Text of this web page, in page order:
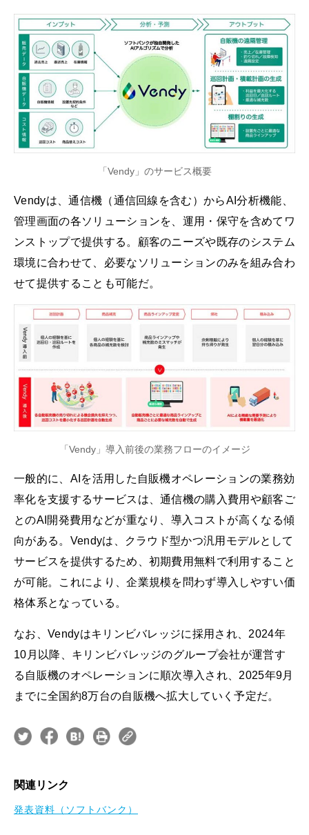
「Vendy」のサービス概要
Vendyは、通信機（通信回線を含む）からAI分析機能、
管理画面の各ソリューションを、運用・保守を含めてワ
ンストップで提供する。顧客のニーズや既存のシステム
環境に合わせて、必要なソリューションのみを組み合わ
せて提供することも可能だ。
「Vendy」導入前後の業務フローのイメージ
一般的に、AIを活用した自販機オペレーションの業務効
率化を支援するサービスは、通信機の購入費用や顧客ご
とのAI開発費用などが重なり、導入コストが高くなる傾
向がある。Vendyは、クラウド型かつ汎用モデルとして
サービスを提供するため、初期費用無料で利用すること
が可能。これにより、企業規模を問わず導入しやすい価
格体系となっている。
なお、Vendyはキリンビバレッジに採用され、2024年
10月以降、キリンビバレッジのグループ会社が運営す
る自販機のオペレーションに順次導入され、2025年9月
までに全国約8万台の自販機へ拡大していく予定だ。
関連リンク
発表資料（ソフトバンク）